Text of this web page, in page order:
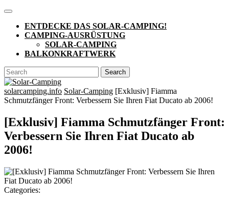
Skip
content
Open
ButtonENTDECKE DAS SOLAR-CAMPING!
CAMPING-AUSRÜSTUNG
SOLAR-CAMPING
BALKONKRAFTWERK
CLOSE
BUTTON
Search
for:
solarcamping.info Solar-Camping [Exklusiv] Fiamma
Schmutzfänger Front: Verbessern Sie Ihren Fiat Ducato ab 2006!
[Exklusiv] Fiamma Schmutzfänger Front:
Verbessern Sie Ihren Fiat Ducato ab
2006!
Categories: